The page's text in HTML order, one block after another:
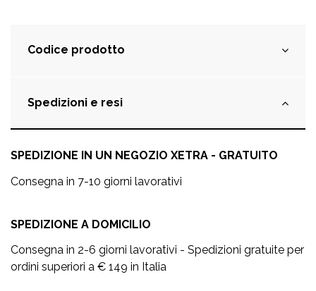
Codice prodotto
Spedizioni e resi
SPEDIZIONE IN UN NEGOZIO XETRA - GRATUITO
Consegna in 7-10 giorni lavorativi
SPEDIZIONE A DOMICILIO
Consegna in 2-6 giorni lavorativi - Spedizioni gratuite per
ordini superiori a € 149 in Italia